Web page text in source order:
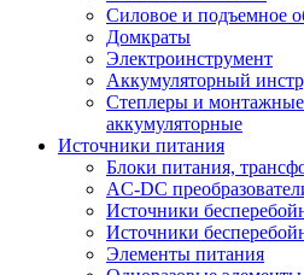
Силовое и подъемное
Домкраты
Электроинструмент
Аккумуляторный
Степлеры и
аккумуляторные
Источники питания
Блоки питания,
AC-DC
Источники
Источники
Элементы питания